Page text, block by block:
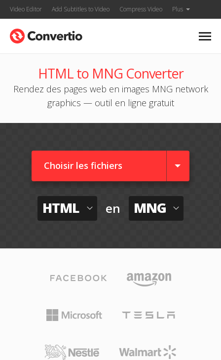
Video Editor Add Subtitles to Video Compress Video Plus
HTML to MNG Converter
Rendez des pages web en images MNG network
graphics — outil en ligne gratuit
Choisir les fichiers
HTML en MNG